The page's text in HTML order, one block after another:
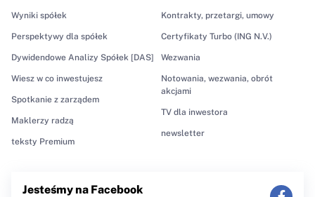
Wyniki spółek
Perspektywy dla spółek
Dywidendowe Analizy Spółek [DAS]
Wiesz w co inwestujesz
Spotkanie z zarządem
Maklerzy radzą
teksty Premium
Kontrakty, przetargi, umowy
Certyfikaty Turbo (ING N.V.)
Wezwania
Notowania, wezwania, obrót
akcjami
TV dla inwestora
newsletter
Jesteśmy na Facebook